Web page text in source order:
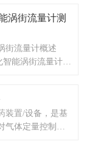
输入型和流量变
户选择订购。
涡街流量计测
街流量计概述
能涡街流量计是
输出一个补偿后
了对气体、蒸汽
装置/设备，是基
气体定量控制的